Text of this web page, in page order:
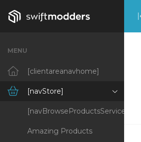
MENU
[clientareanavhome]
[navStore]
[navBrowseProductsServices]
Amazing Products